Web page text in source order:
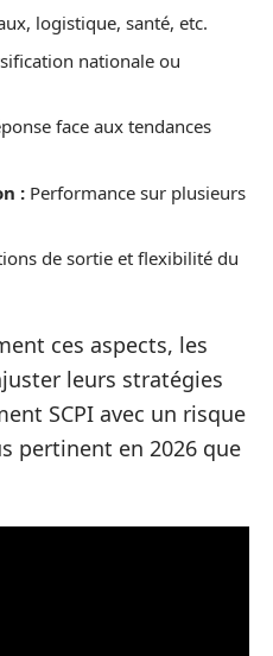
logistique, santé, etc.
nationale ou
face aux tendances
: Performance sur plusieurs
de sortie et flexibilité du
ces aspects, les
leurs stratégies
SCPI avec un risque
pertinent en 2026 que